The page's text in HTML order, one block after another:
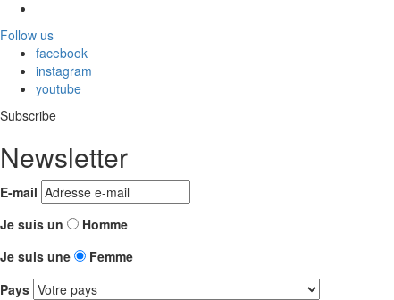
Follow us
facebook
instagram
youtube
Subscribe
Newsletter
E-mail
Je suis un
Homme
Je suis une
Femme
Pays